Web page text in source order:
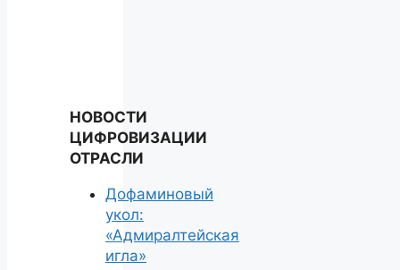
НОВОСТИ
ЦИФРОВИЗАЦИИ
ОТРАСЛИ
Дофаминовый
укол:
«Адмиралтейская
игла»